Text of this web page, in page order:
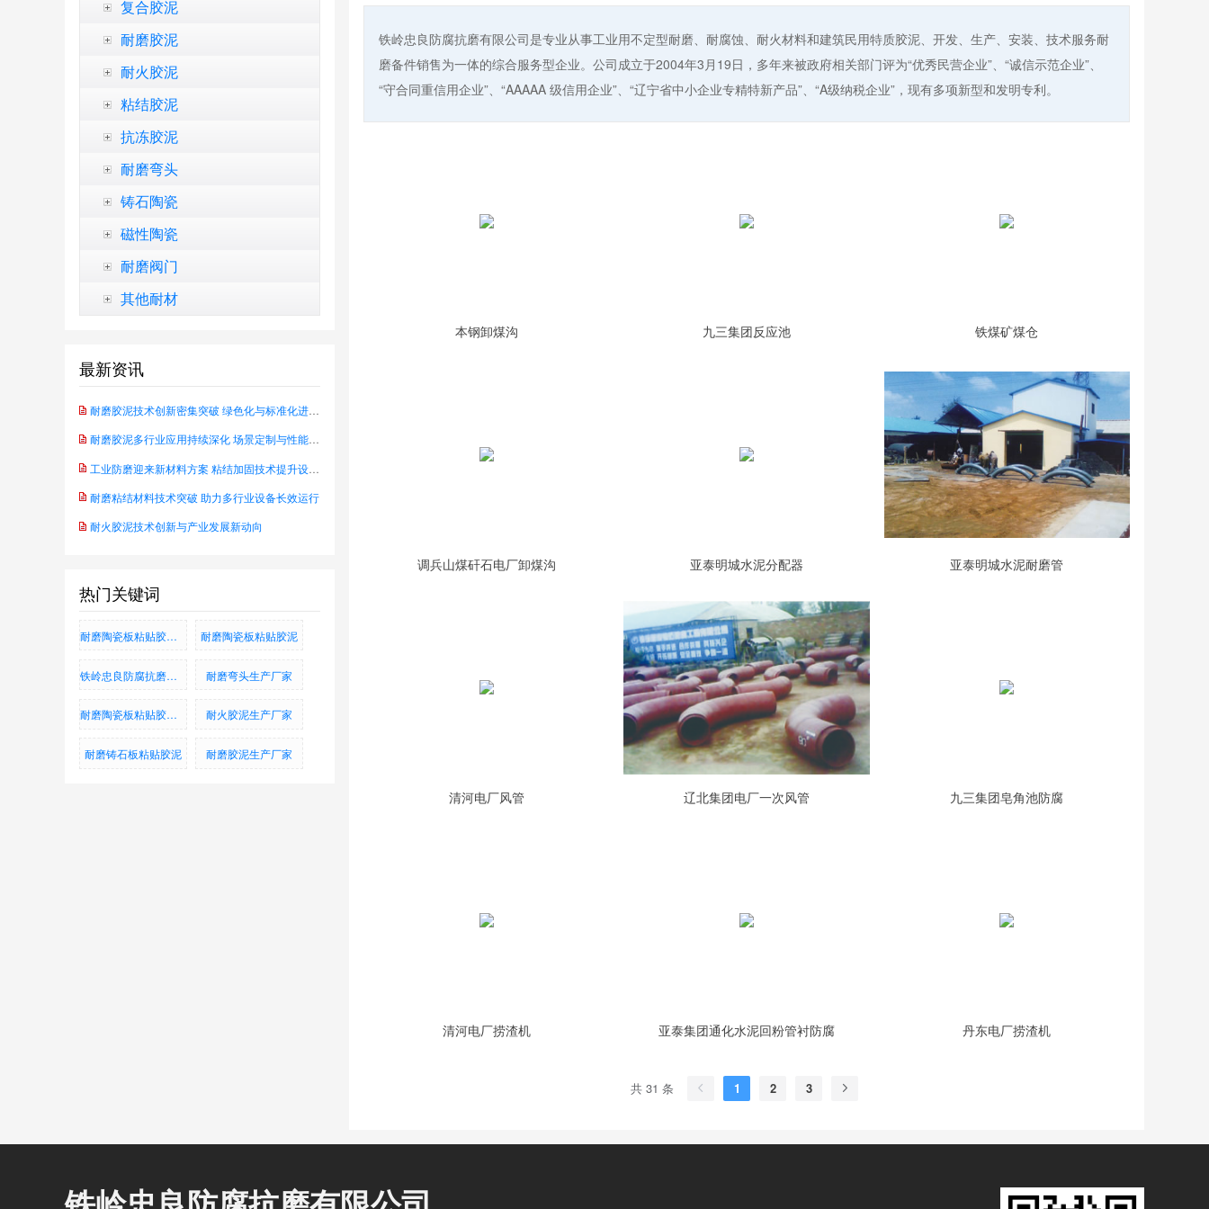
复合胶泥
耐磨胶泥
耐火胶泥
粘结胶泥
抗冻胶泥
耐磨弯头
铸石陶瓷
磁性陶瓷
耐磨阀门
其他耐材
最新资讯
耐磨粘结材料技术突破 助力多行业设备长效运行
耐火胶泥技术创新与产业发展新动向
热门关键词
耐磨陶瓷板粘贴胶泥_耐磨铸石板粘贴胶泥_烟道防腐蚀胶泥 耐磨陶瓷板粘贴胶泥
铁岭忠良防腐抗磨有限公司 耐磨弯头生产厂家
耐磨陶瓷板粘贴胶泥、耐磨铸石板粘贴胶泥、烟道防腐蚀胶泥 耐火胶泥生产厂家
耐磨铸石板粘贴胶泥 耐磨胶泥生产厂家
铁岭忠良防腐抗磨有限公司是专业从事工业用不定型耐磨、耐腐蚀、耐火材料和建筑民用特质胶泥、开发、生产、安装、技术服务耐
磨备件销售为一体的综合服务型企业。公司成立于2004年3月19日，多年来被政府相关部门评为“优秀民营企业”、“诚信示范企业”、
“守合同重信用企业”、“AAAAA 级信用企业”、“辽宁省中小企业专精特新产品”、“A级纳税企业”，现有多项新型和发明专利。
本钢卸煤沟 九三集团反应池 铁煤矿煤仓
调兵山煤矸石电厂卸煤沟 亚泰明城水泥分配器 亚泰明城水泥耐磨管
清河电厂风管 辽北集团电厂一次风管 九三集团皂角池防腐
清河电厂捞渣机 亚泰集团通化水泥回粉管衬防腐 丹东电厂捞渣机
共 31 条 1 2 3